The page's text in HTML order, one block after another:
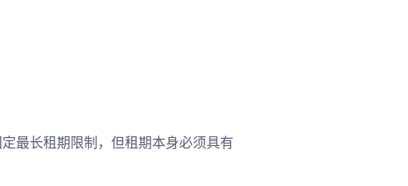
最长租期限制，但租期本身必须具有